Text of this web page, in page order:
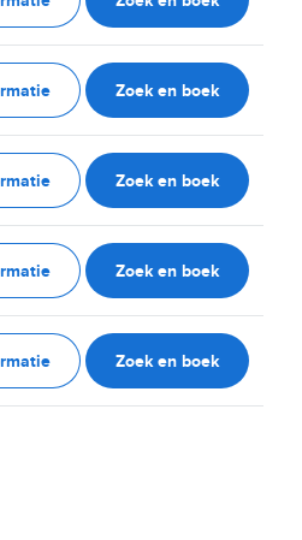
Zoek en boek
Zoek en boek
Zoek en boek
Zoek en boek